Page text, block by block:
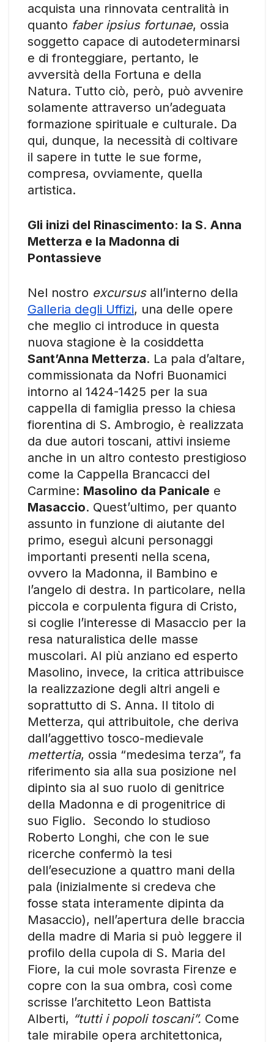
acquista una rinnovata centralità in
quanto faber ipsius fortunae, ossia
soggetto capace di autodeterminarsi
e di fronteggiare, pertanto, le
avversità della Fortuna e della
Natura. Tutto ciò, però, può avvenire
solamente attraverso un’adeguata
formazione spirituale e culturale. Da
qui, dunque, la necessità di coltivare
il sapere in tutte le sue forme,
compresa, ovviamente, quella
artistica.
Gli inizi del Rinascimento: la S. Anna
Metterza e la Madonna di
Pontassieve
Nel nostro excursusall’interno della
Galleria degli Uffizi, una delle opere
che meglio ci introduce in questa
nuova stagione è la cosiddetta
Sant’Anna Metterza. La pala d’altare,
commissionata da Nofri Buonamici
intorno al 1424-1425 per la sua
cappella di famiglia presso la chiesa
fiorentina di S. Ambrogio, è realizzata
da due autori toscani, attivi insieme
anche in un altro contesto prestigioso
come la Cappella Brancacci del
Carmine: Masolino da Panicale e
Masaccio. Quest’ultimo, per quanto
assunto in funzione di aiutante del
primo, eseguì alcuni personaggi
importanti presenti nella scena,
ovvero la Madonna, il Bambino e
l’angelo di destra. In particolare, nella
piccola e corpulenta figura di Cristo,
si coglie l’interesse di Masaccio per la
resa naturalistica delle masse
muscolari. Al più anziano ed esperto
Masolino, invece, la critica attribuisce
la realizzazione degli altri angeli e
soprattutto di S. Anna. Il titolo di
Metterza, qui attribuitole, che deriva
dall’aggettivo tosco-medievale
mettertia, ossia “medesima terza”, fa
riferimento sia alla sua posizione nel
dipinto sia al suo ruolo di genitrice
della Madonna e di progenitrice di
suo Figlio. Secondo lo studioso
Roberto Longhi, che con le sue
ricerche confermò la tesi
dell’esecuzione a quattro mani della
pala (inizialmente si credeva che
fosse stata interamente dipinta da
Masaccio), nell’apertura delle braccia
della madre di Maria si può leggere il
profilo della cupola di S. Maria del
Fiore, la cui mole sovrasta Firenze e
copre con la sua ombra, così come
scrisse l’architetto Leon Battista
Alberti, “tutti i popoli toscani”. Come
tale mirabile opera architettonica,